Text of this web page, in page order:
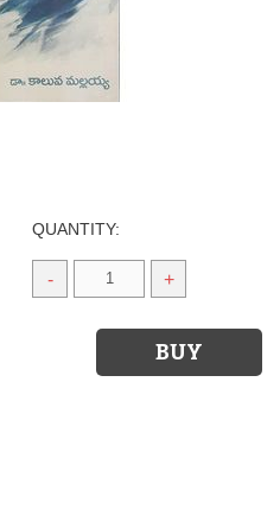
QUANTITY:
- +